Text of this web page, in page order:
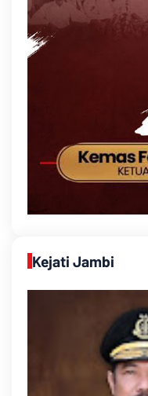
Kejati Jambi